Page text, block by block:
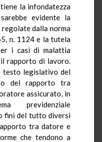
la infondatezza
evidente la
dalla norma
n. 1124 e la tutela
i casi di malattia
rapporto di lavoro.
legislativo del
del rapporto tra
assicurato, in
previdenziale
fini del tutto diversi
tra datore e
che tendono a